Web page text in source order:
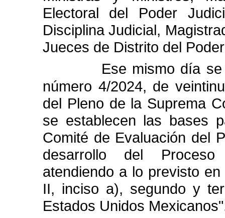
Electoral
del Poder
Disciplina Judicial,
Jueces de Distrito del Poder
Ese mismo día se
número 4/2024, de
del Pleno de la Suprema
se establecen las bases
Comité de Evaluación del
desarrollo
del
Proceso
atendiendo a lo previsto en
II, inciso a), segundo y
Estados Unidos Mexicanos"